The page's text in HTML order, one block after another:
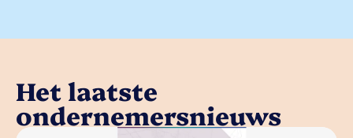
Het laatste
ondernemersnieuws